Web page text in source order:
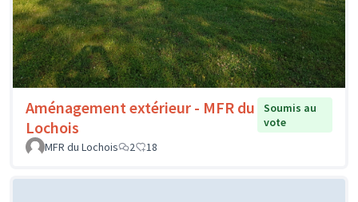
Aménagement extérieur - MFR du
Lochois
Soumis au
vote
MFR du Lochois
2 18